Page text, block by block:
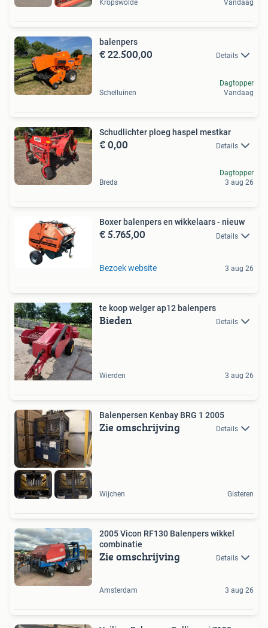
Kropswolde
Vandaag
balenpers
€ 22.500,00 Details
Schelluinen
Dagtopper
Vandaag
Schudlichter ploeg haspel mestkar
€ 0,00 Details
Breda
Dagtopper
3 aug 26
Boxer balenpers en wikkelaars - nieuw
€ 5.765,00 Details
Bezoek website 3 aug 26
te koop welger ap12 balenpers
Bieden Details
Wierden 3 aug 26
Balenpersen Kenbay BRG 1 2005
Zie omschrijving Details
Wijchen Gisteren
2005 Vicon RF130 Balenpers wikkel
combinatie
Zie omschrijving Details
Amsterdam 3 aug 26